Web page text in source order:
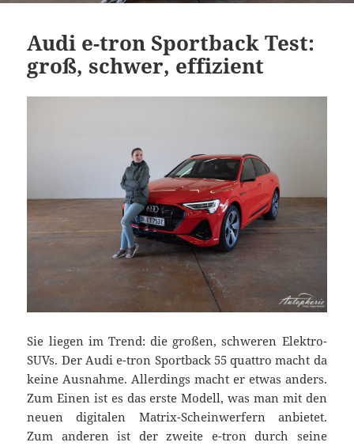
Audi e-tron Sportback Test:
groß, schwer, effizient
Sie liegen im Trend: die großen, schweren Elektro-
SUVs. Der Audi e-tron Sportback 55 quattro macht da
keine Ausnahme. Allerdings macht er etwas anders.
Zum Einen ist es das erste Modell, was man mit den
neuen digitalen Matrix-Scheinwerfern anbietet.
Zum anderen ist der zweite e-tron durch seine